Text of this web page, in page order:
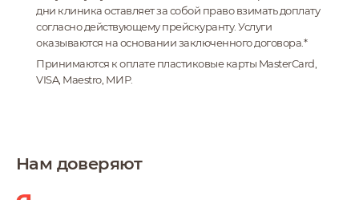
Мелконян Лиа
Эдуардовна
Хирург- онколог-
дни клиника оставляет за собой право взимать доплату
согласно действующему прейскуранту. Услуги
оказываются на основании заключенного договора.*
Принимаются к оплате пластиковые карты MasterCard,
VISA, Maestro, МИР.
Нам доверяют